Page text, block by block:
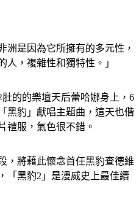
洲是因為它所擁有的多元性，
人，複雜性和獨特性。」
的的樂壇天后蕾哈娜身上，6
黑豹」獻唱主題曲，這天也偕
禮服，氣色很不錯。
，將藉此懷念首任黑豹查德維
「黑豹2」是漫威史上最佳續